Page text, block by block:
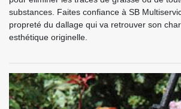
substances. Faites confiance à SB
propreté du dallage qui va retrouver son
esthétique originelle.